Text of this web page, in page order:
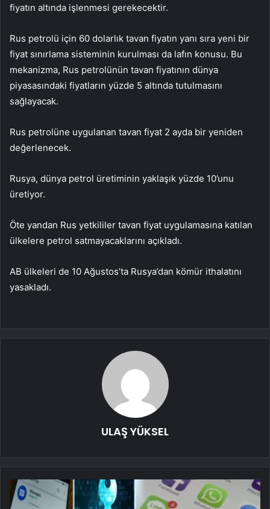
fiyatın altında işlenmesi gerekecektir.
Rus petrolü için 60 dolarlık tavan fiyatın yanı sıra yeni bir
fiyat sınırlama sisteminin kurulması da lafın konusu. Bu
mekanizma, Rus petrolünün tavan fiyatının dünya
piyasasındaki fiyatların yüzde 5 altında tutulmasını
sağlayacak.
Rus petrolüne uygulanan tavan fiyat 2 ayda bir yeniden
değerlenecek.
Rusya, dünya petrol üretiminin yaklaşık yüzde 10’unu
üretiyor.
Öte yandan Rus yetkililer tavan fiyat uygulamasına katılan
ülkelere petrol satmayacaklarını açıkladı.
AB ülkeleri de 10 Ağustos’ta Rusya’dan kömür ithalatını
yasakladı.
ULAŞ YÜKSEL